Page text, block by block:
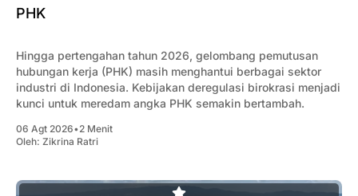
PHK
Hingga pertengahan tahun 2026, gelombang pemutusan
hubungan kerja (PHK) masih menghantui berbagai sektor
industri di Indonesia. Kebijakan deregulasi birokrasi menjadi
kunci untuk meredam angka PHK semakin bertambah.
06 Agt 2026•2 Menit
Oleh: Zikrina Ratri